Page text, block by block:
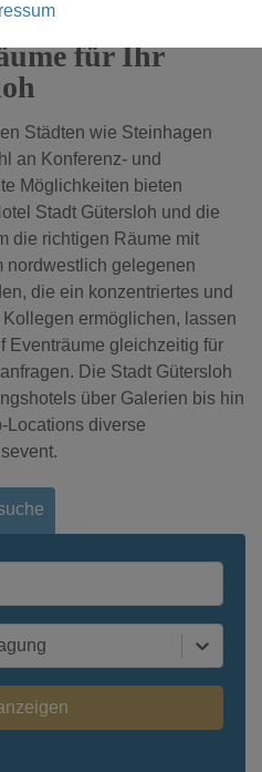
Tagungs-
für Ihr
Städten wie Steinhagen
an Konferenz- und
Möglichkeiten bieten
Stadt Gütersloh und die
die richtigen Räume mit
nordwestlich gelegenen
die ein konzentriertes und
ermöglichen, lassen
Eventräume gleichzeitig für
Die Stadt Gütersloh
über Galerien bis hin
Locations diverse